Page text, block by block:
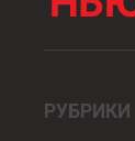
РУБРИКИ